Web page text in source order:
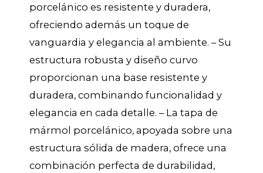
porcelánico es resistente y duradera,
ofreciendo además un toque de
vanguardia y elegancia al ambiente. – Su
estructura robusta y diseño curvo
proporcionan una base resistente y
duradera, combinando funcionalidad y
elegancia en cada detalle. – La tapa de
mármol porcelánico, apoyada sobre una
estructura sólida de madera, ofrece una
combinación perfecta de durabilidad,